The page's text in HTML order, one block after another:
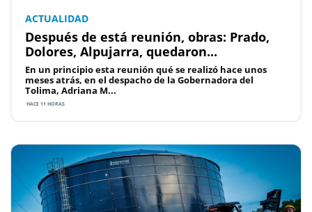
ACTUALIDAD
Después de está reunión, obras: Prado,
Dolores, Alpujarra, quedaron...
En un principio esta reunión qué se realizó hace unos
meses atrás, en el despacho de la Gobernadora del
Tolima, Adriana M...
HACE 11 HORAS